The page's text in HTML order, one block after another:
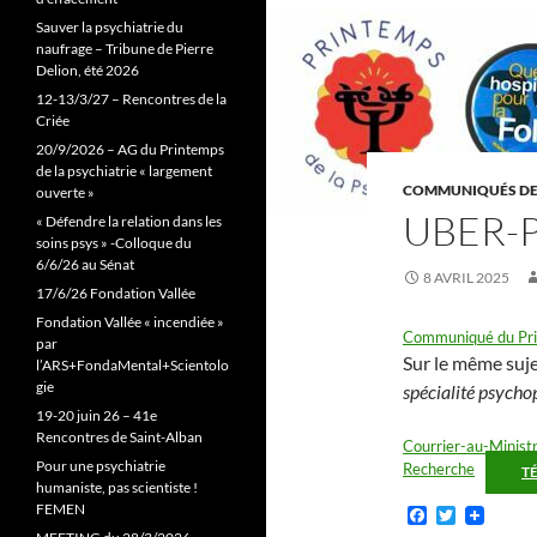
COMMUNIQUÉS
UBER-
8 AVRIL 2025
Communiqué du
Sur le même
spécialité
Courrier-au-
Recherche
F
T
Sauver la psychiatrie du
naufrage – Tribune de Pierre
Delion, été 2026
12-13/3/27 – Rencontres de la
Criée
20/9/2026 – AG du Printemps
de la psychiatrie « largement
ouverte »
« Défendre la relation dans les
soins psys » -Colloque du
6/6/26 au Sénat
17/6/26 Fondation Vallée
Fondation Vallée « incendiée »
par
l’ARS+FondaMental+Scientolo
gie
19-20 juin 26 – 41e
Rencontres de Saint-Alban
Pour une psychiatrie
humaniste, pas scientiste !
FEMEN